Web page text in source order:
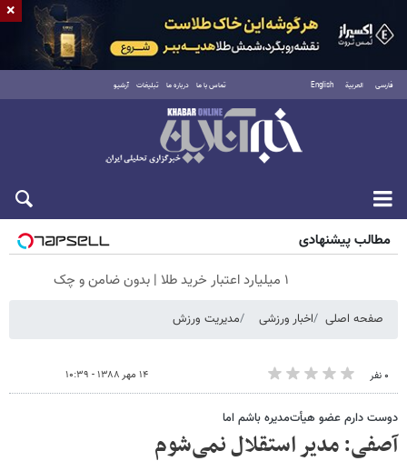
فارسی العربية English تماس با ما درباره ما تبلیغات آرشیو
جمعه ۱۶ مرداد ۱۴۰۵
مطالب پیشنهادی
۱ میلیارد اعتبار خرید طلا | بدون ضامن و چک
صفحه اصلی اخبار ورزشی مدیریت ورزش
۰ نفر ۱۴ مهر ۱۳۸۸ - ۱۰:۳۹
دوست دارم عضو هیأت‌مدیره باشم اما
آصفی: مدیر استقلال نمی‌شوم
×